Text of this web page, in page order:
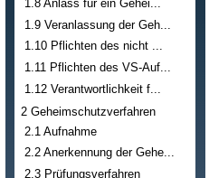
1.8 Anlass für ein Gehei...
1.9 Veranlassung der Geh...
1.10 Pflichten des nicht ...
1.11 Pflichten des VS-Auf...
1.12 Verantwortlichkeit f...
2 Geheimschutzverfahren
2.1 Aufnahme
2.2 Anerkennung der Gehe...
2.3 Prüfungsverfahren